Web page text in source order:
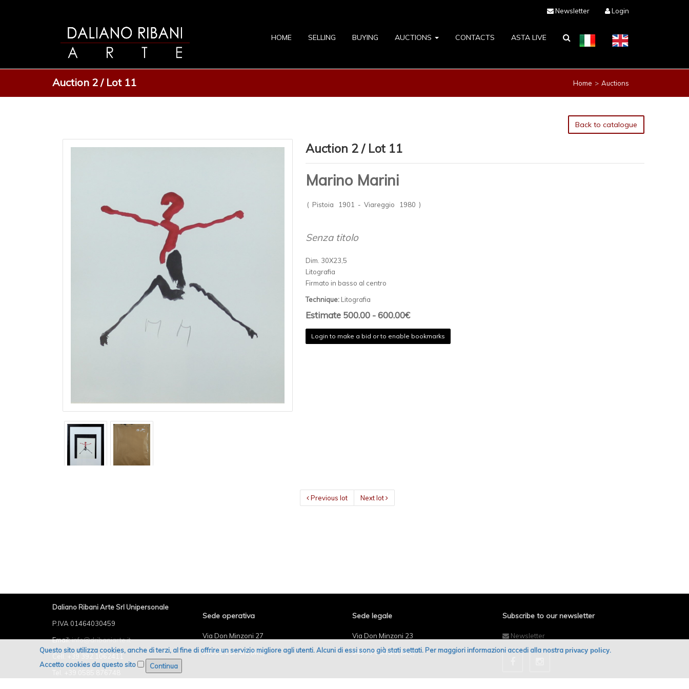
Newsletter Login
HOME SELLING BUYING AUCTIONS CONTACTS ASTA LIVE
Auction 2 / Lot 11 Home Auctions
Back to catalogue
Auction 2 / Lot 11
Marino Marini
( Pistoia 1901 - Viareggio 1980 )
Senza titolo
Dim. 30X23,5
Litografia
Firmato in basso al centro
Technique: Litografia
Estimate 500.00 - 600.00€
Login to make a bid or to enable bookmarks
Previous lot Next lot
Daliano Ribani Arte Srl Unipersonale
P.IVA 01464030459
Email:info@dribaniarte.it
Sede operativa
Via Don Minzoni 27
54033 Carrara (MS)
Sede legale
Via Don Minzoni 23
54033 Carrara (MS)
Subscribe to our newsletter
Newsletter
Questo sito utilizza cookies, anche di terzi, al fine di offrire un servizio migliore agli utenti. Alcuni di essi sono già stati settati. Per maggiori informazioni accedi alla nostra privacy policy.
Accetto cookies da questo sito